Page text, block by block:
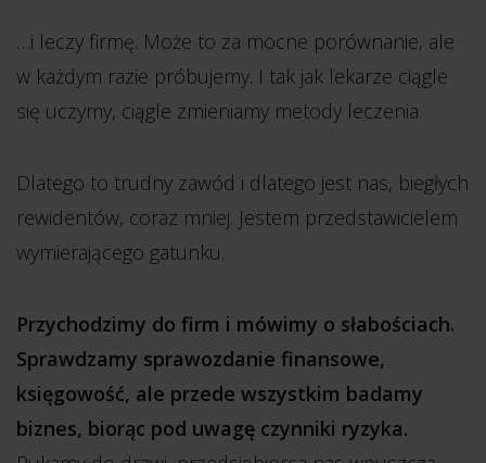
…i leczy firmę. Może to za mocne porównanie, ale
w każdym razie próbujemy. I tak jak lekarze ciągle
się uczymy, ciągle zmieniamy metody leczenia.
Dlatego to trudny zawód i dlatego jest nas, biegłych
rewidentów, coraz mniej. Jestem przedstawicielem
wymierającego gatunku.
Przychodzimy do firm i mówimy o słabościach.
Sprawdzamy sprawozdanie finansowe,
księgowość, ale przede wszystkim badamy
biznes, biorąc pod uwagę czynniki ryzyka.